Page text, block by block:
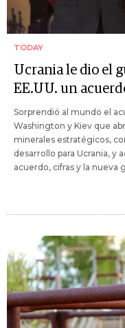
TODAY
Ucrania le dio el
EE.UU. un
Sorprendió al mundo el
Washington y Kiev que
minerales estratégicos,
desarrollo para Ucrania, y
acuerdo, cifras y la nueva